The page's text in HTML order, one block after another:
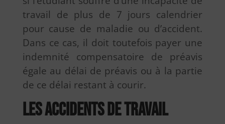
travail de plus de 7 jours calendrier
pour cause de maladie ou d’accident.
Dans ce cas, il doit toutefois payer une
indemnité compensatoire de préavis
égale au délai de préavis ou à la partie
de ce délai restant à courir.
Les accidents de travail